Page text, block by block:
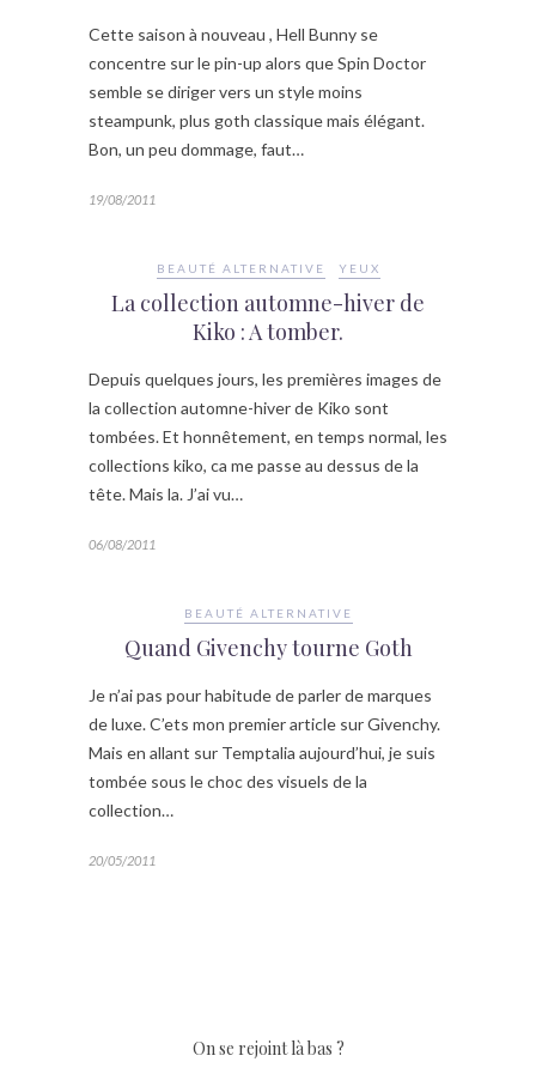
Cette saison à nouveau , Hell Bunny se
concentre sur le pin-up alors que Spin Doctor
semble se diriger vers un style moins
steampunk, plus goth classique mais élégant.
Bon, un peu dommage, faut…
19/08/2011
BEAUTÉ ALTERNATIVE YEUX
La collection automne-hiver de
Kiko : A tomber.
Depuis quelques jours, les premières images de
la collection automne-hiver de Kiko sont
tombées. Et honnêtement, en temps normal, les
collections kiko, ca me passe au dessus de la
tête. Mais la. J’ai vu…
06/08/2011
BEAUTÉ ALTERNATIVE
Quand Givenchy tourne Goth
Je n’ai pas pour habitude de parler de marques
de luxe. C’ets mon premier article sur Givenchy.
Mais en allant sur Temptalia aujourd’hui, je suis
tombée sous le choc des visuels de la
collection…
20/05/2011
On se rejoint là bas ?